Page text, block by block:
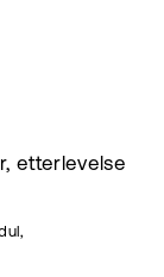
etterlevelse